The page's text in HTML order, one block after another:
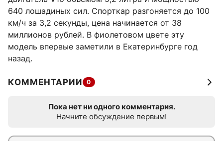
640 лошадиных сил. Спорткар разгоняется до 100
км/ч за 3,2 секунды, цена начинается от 38
миллионов рублей. В фиолетовом цвете эту
модель впервые заметили в Екатеринбурге год
назад.
КОММЕНТАРИИ 0
Пока нет ни одного комментария.
Начните обсуждение первым!